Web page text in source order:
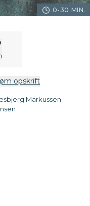
0-30 MIN.
opskrift
Markussen